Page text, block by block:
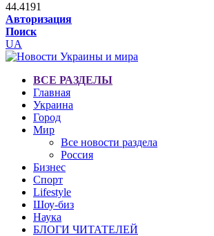
44.4191
Авторизация
Поиск
UA
ВСЕ РАЗДЕЛЫ
Главная
Украина
Город
Мир
Все новости раздела
Россия
Бизнес
Спорт
Lifestyle
Шоу-биз
Наука
БЛОГИ ЧИТАТЕЛЕЙ